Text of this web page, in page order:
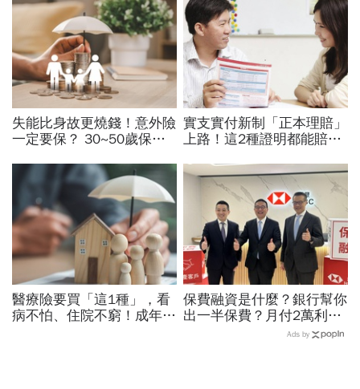
失能比身故更燒錢！意外險
一定要保？ 30~50歲保險
實支實付新制「正本理賠」
上路！這2種證明都能賠…
外險能同時請？5重點必看
醫療險要買「這1種」，看
病不怕、住院不窮！成年人
保費融資是什麼？銀行幫你
出一半保費？月付2萬利
息，如何能「瞬間動用
Ads by